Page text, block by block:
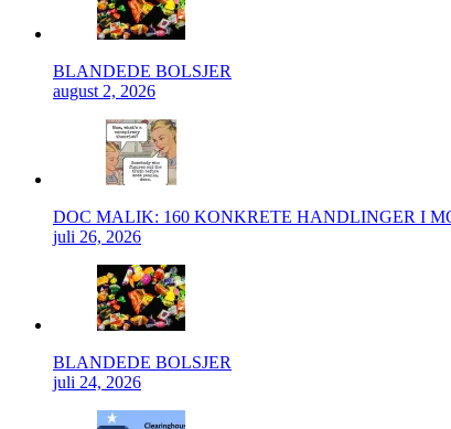
BLANDEDE BOLSJER
august 2, 2026
DOC MALIK: 160 KONKRETE HANDLINGER I
juli 26, 2026
BLANDEDE BOLSJER
juli 24, 2026